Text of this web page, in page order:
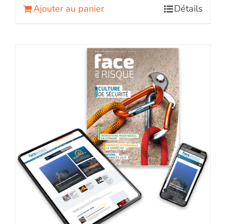
Ajouter au panier Détails